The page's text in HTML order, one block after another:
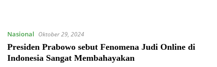
Nasional Oktober 29, 2024
Presiden Prabowo sebut Fenomena Judi Online di
Indonesia Sangat Membahayakan